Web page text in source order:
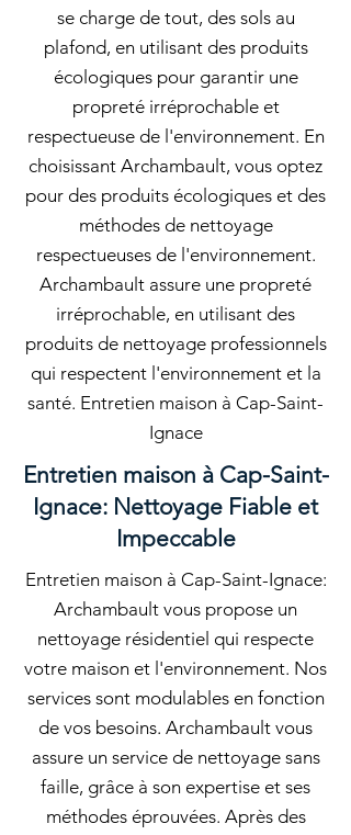
se charge de tout, des sols au
plafond, en utilisant des produits
écologiques pour garantir une
propreté irréprochable et
respectueuse de l'environnement. En
choisissant Archambault, vous optez
pour des produits écologiques et des
méthodes de nettoyage
respectueuses de l'environnement.
Archambault assure une propreté
irréprochable, en utilisant des
produits de nettoyage professionnels
qui respectent l'environnement et la
santé. Entretien maison à Cap-Saint-
Ignace
Entretien maison à Cap-Saint-
Ignace: Nettoyage Fiable et
Impeccable
Entretien maison à Cap-Saint-Ignace:
Archambault vous propose un
nettoyage résidentiel qui respecte
votre maison et l'environnement. Nos
services sont modulables en fonction
de vos besoins. Archambault vous
assure un service de nettoyage sans
faille, grâce à son expertise et ses
méthodes éprouvées. Après des